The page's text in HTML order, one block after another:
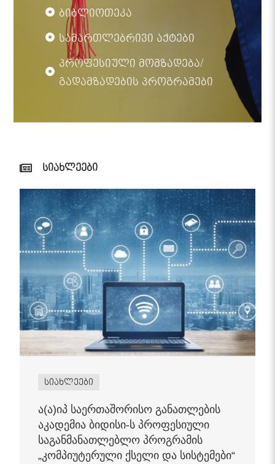
ბიბლიოთეკა
სამართლებრივი აქტები
პროფესიული მომზადება/
გადამზადების პროგრამები
სიახლეები
სიახლეები
ა(ა)იპ საერთაშორისო განათლების
აკადემია ბიდისი-ს პროფესიული
საგანმანათლებლო პროგრამის
„კომპიუტერული ქსელი და სისტემები“